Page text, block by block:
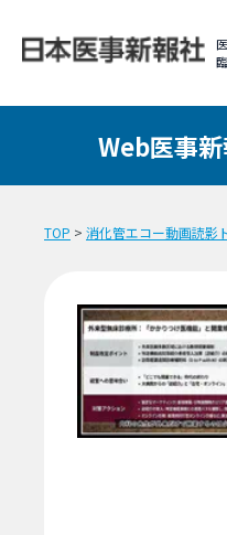
Web医事
TOP > 消化管エコー動画読影